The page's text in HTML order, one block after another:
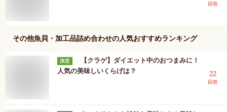
回答
その他魚貝・加工品詰め合わせの人気おすすめランキング
決定
【クラゲ】ダイエット中のおつまみに！
人気の美味しいくらげは？
22
回答